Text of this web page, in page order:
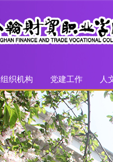
组织机构 党建工作 人